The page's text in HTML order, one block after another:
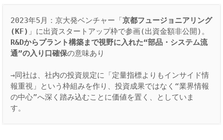
2023年5月：京大発ベンチャー「京都フュージョニアリング
(KF) 」に出資スタートアップ枠で参画(出資金額非公開)。
R&Dからプラント構築まで視野に入れた“部品・システム流
通”の入り口確保の意味あり
→同社は、社内の投資規定に「定量指標よりもインサイド情
報重視」という枠組みを作り、投資成果ではなく“業界情報
の中心”へ深く踏み込むことに価値を置く、としていま
す。